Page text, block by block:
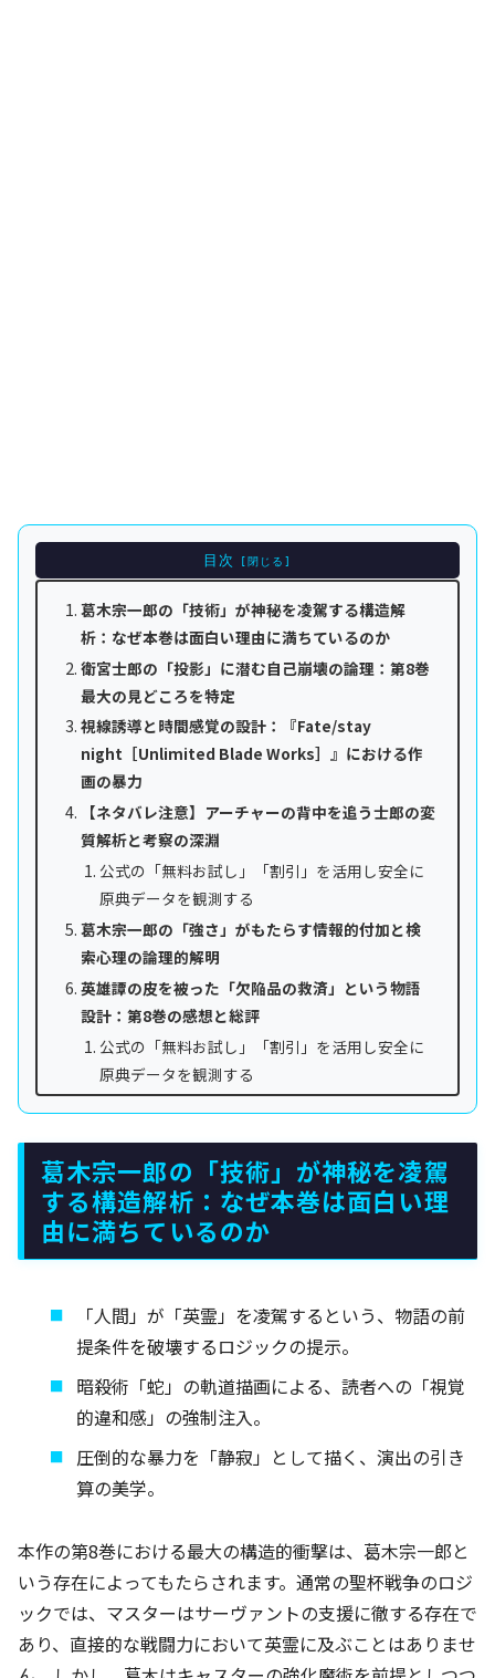
目次
葛木宗一郎の「技術」が神秘を凌駕する構造解
析：なぜ本巻は面白い理由に満ちているのか
衛宮士郎の「投影」に潜む自己崩壊の論理：第8巻
最大の見どころを特定
視線誘導と時間感覚の設計：『Fate/stay
night［Unlimited Blade Works］』における作
画の暴力
【ネタバレ注意】アーチャーの背中を追う士郎の変
質解析と考察の深淵
公式の「無料お試し」「割引」を活用し安全に
原典データを観測する
葛木宗一郎の「強さ」がもたらす情報的付加と検
索心理の論理的解明
英雄譚の皮を被った「欠陥品の救済」という物語
設計：第8巻の感想と総評
公式の「無料お試し」「割引」を活用し安全に
原典データを観測する
葛木宗一郎の「技術」が神秘を凌駕
する構造解析：なぜ本巻は面白い理
由に満ちているのか
「人間」が「英霊」を凌駕するという、物語の前
提条件を破壊するロジックの提示。
暗殺術「蛇」の軌道描画による、読者への「視覚
的違和感」の強制注入。
圧倒的な暴力を「静寂」として描く、演出の引き
算の美学。
本作の第8巻における最大の構造的衝撃は、葛木宗一郎と
いう存在によってもたらされます。通常の聖杯戦争のロジ
ックでは、マスターはサーヴァントの支援に徹する存在で
あり、直接的な戦闘力において英霊に及ぶことはありませ